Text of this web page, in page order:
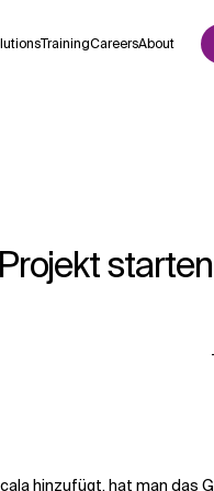
TrainingCareersAbout
starten
hinzufügt, hat man das